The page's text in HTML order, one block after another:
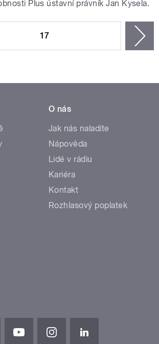
Plus ústavní právník Jan Kysela.
17
O nás
Jak nás naladíte
Nápověda
Lidé v rádiu
Kariéra
Kontakt
Rozhlasový poplatek